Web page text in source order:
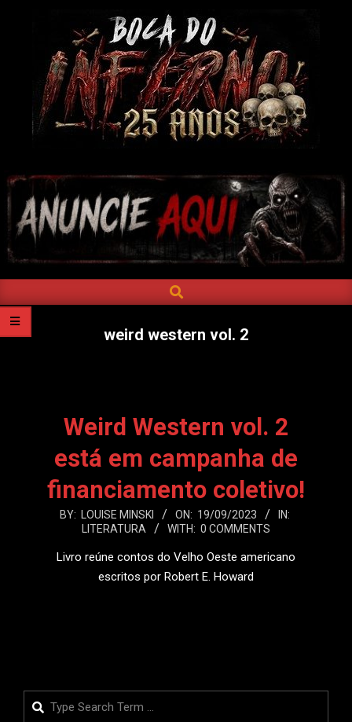
DO
INFERNO
Navigation
Menu
SEARCH
weird western vol. 2
Weird Western vol. 2
está em campanha de
financiamento coletivo!
2023-
19
BY: LOUISE MINSKI ON: 19/09/2023
IN:
LITERATURA
WITH: 0 COMMENTS
Livro reúne contos do Velho Oeste americano
escritos por Robert E. Howard
Search